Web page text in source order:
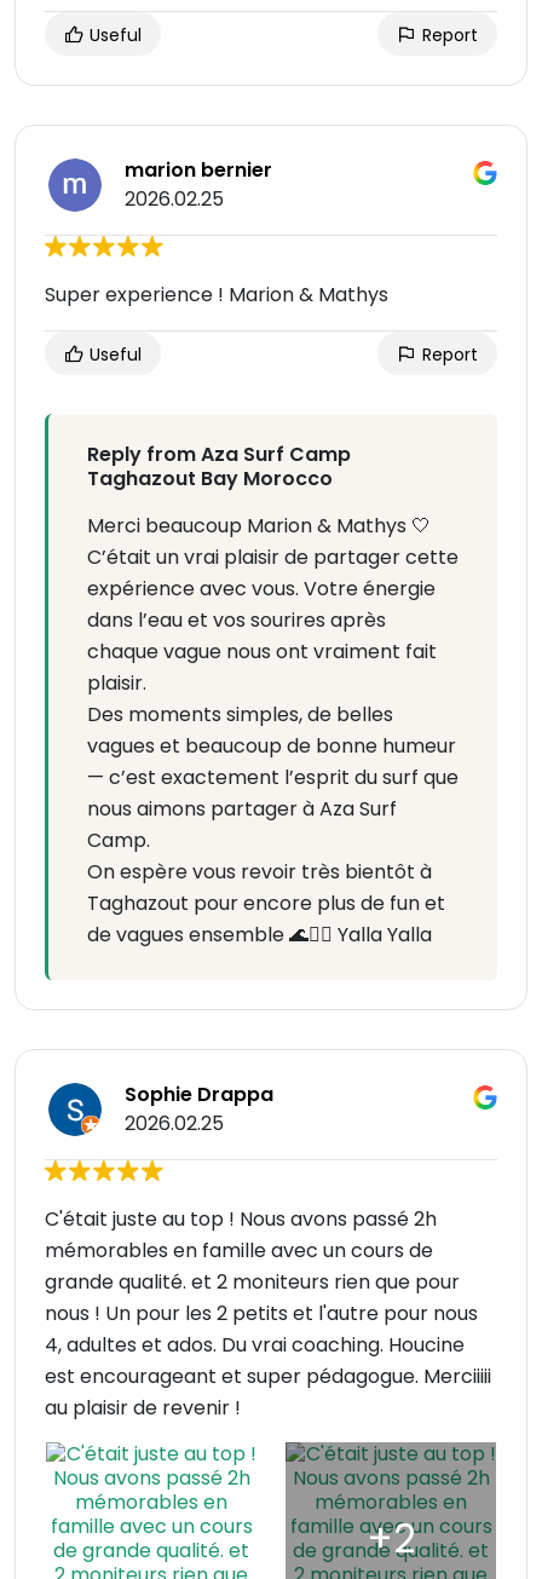
Useful Report
marion bernier
2026.02.25
Super experience ! Marion & Mathys
Useful Report
Reply from Aza Surf Camp
Taghazout Bay Morocco
Merci beaucoup Marion & Mathys 🤍
C’était un vrai plaisir de partager cette
expérience avec vous. Votre énergie
dans l’eau et vos sourires après
chaque vague nous ont vraiment fait
plaisir.
Des moments simples, de belles
vagues et beaucoup de bonne humeur
— c’est exactement l’esprit du surf que
nous aimons partager à Aza Surf
Camp.
On espère vous revoir très bientôt à
Taghazout pour encore plus de fun et
de vagues ensemble 🌊🏄‍♂️ Yalla Yalla
Sophie Drappa
2026.02.25
C'était juste au top ! Nous avons passé 2h
mémorables en famille avec un cours de
grande qualité. et 2 moniteurs rien que pour
nous ! Un pour les 2 petits et l'autre pour nous
4, adultes et ados. Du vrai coaching. Houcine
est encourageant et super pédagogue. Merciiiii
au plaisir de revenir !